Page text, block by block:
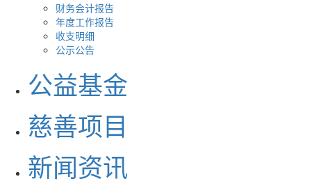
财务会计报告
年度工作报告
收支明细
公示公告
公益基金
慈善项目
新闻资讯